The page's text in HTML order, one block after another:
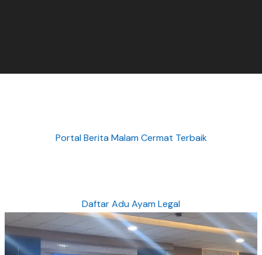
Portal Berita Malam Cermat Terbaik
Daftar Adu Ayam Legal